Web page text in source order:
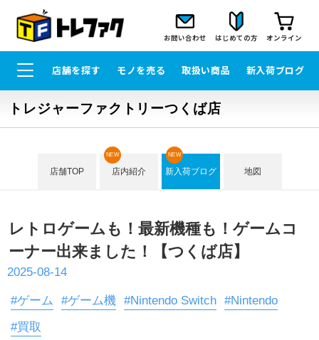
お問い合わせ はじめての方 オンライン
店舗を探す モノを売る 取扱い商品 新入荷ブログ
トレジャーファクトリーつくば店
店舗TOP 店内紹介
NEW
新入荷ブログ
NEW
地図
レトロゲームも！最新機種も！ゲームコ
ーナー出来ました！【つくば店】
2025-08-14
#ゲーム #ゲーム機 #Nintendo Switch #Nintendo
#買取